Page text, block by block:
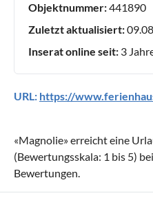
Objektnummer:441890
Zuletzt aktualisiert:
Inserat online seit: 3
URL: https://
«Magnolie» erreicht eine
(Bewertungsskala: 1 bis 5) bei
Bewertungen.